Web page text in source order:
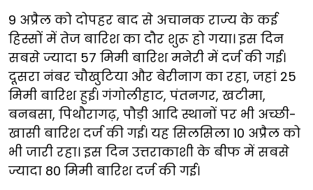
9 अप्रैल को दोपहर बाद से अचानक राज्य के कई
हिस्सों में तेज बारिश का दौर शुरू हो गया। इस दिन
सबसे ज्यादा 57 मिमी बारिश मनेरी में दर्ज की गई।
दूसरा नंबर चौखुटिया और बेरीनाग का रहा, जहां 25
मिमी बारिश हुई। गंगोलीहाट, पंतनगर, खटीमा,
बनबसा, पिथौरागढ़, पौड़ी आदि स्थानों पर भी अच्छी-
खासी बारिश दर्ज की गई। यह सिलसिला 10 अप्रैल को
भी जारी रहा। इस दिन उत्तराकाशी के बीफ में सबसे
ज्यादा 80 मिमी बारिश दर्ज की गई।